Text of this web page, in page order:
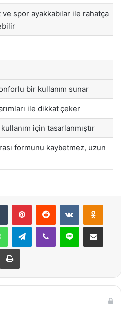
ve spor ayakkabılar ile rahatça
bir kullanım sunar
ile dikkat çeker
için tasarlanmıştır
formunu kaybetmez, uzun
Tumblr PinterestReddit VKontakte
WhatsAppTelegramViber Line E-Posta ile
Yazdır